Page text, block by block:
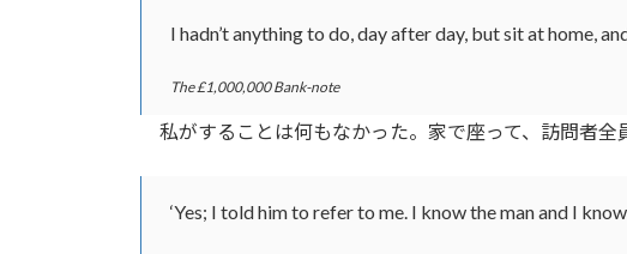
I hadn’t anything to do, day after day, but sit at home,
The £1,000,000 Bank-note
私がすることは何もなかった。家で座って、訪問者全
‘Yes; I told him to refer to me. I know the man and I